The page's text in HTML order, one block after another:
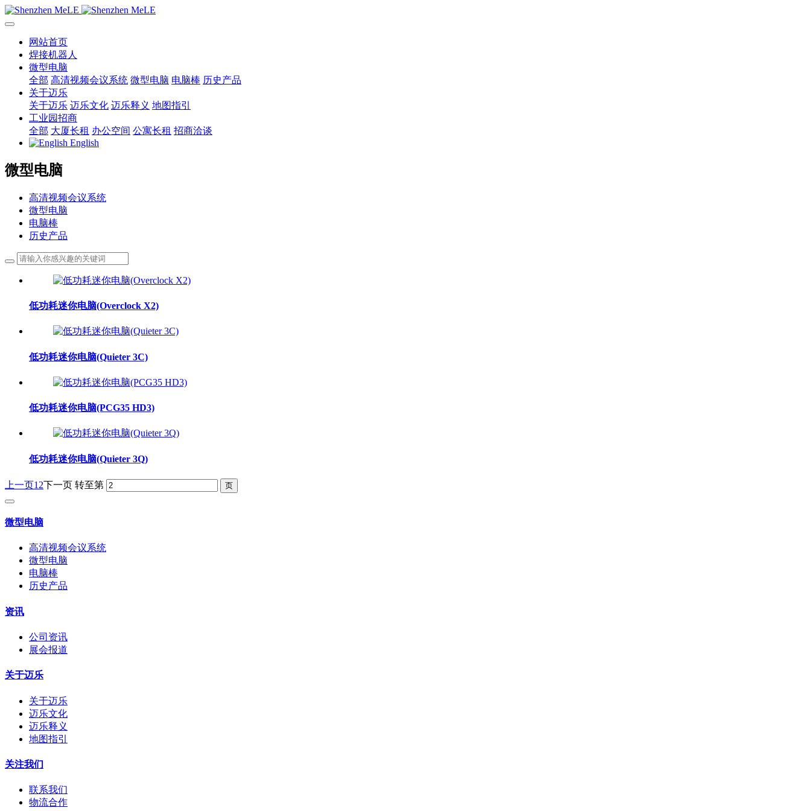
网站首页
焊接机器人
微型电脑
全部 高清视频会议系统 微型电脑 电脑棒 历史产品
关于迈乐
关于迈乐 迈乐文化 迈乐释义 地图指引
工业园招商
全部 大厦长租 办公空间 公寓长租 招商洽谈
English
微型电脑
高清视频会议系统
微型电脑
电脑棒
历史产品
低功耗迷你电脑(Overclock X2)
低功耗迷你电脑(Quieter 3C)
低功耗迷你电脑(PCG35 HD3)
低功耗迷你电脑(Quieter 3Q)
上一页1 2下一页 转至第
微型电脑
高清视频会议系统
微型电脑
电脑棒
历史产品
资讯
公司资讯
展会报道
关于迈乐
关于迈乐
迈乐文化
迈乐释义
地图指引
关注我们
联系我们
物流合作